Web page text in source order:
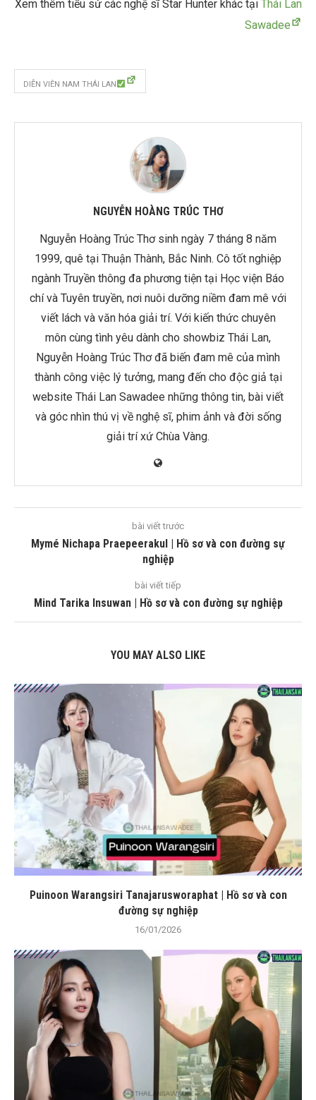
Xem thêm tiểu sử các nghệ sĩ Star Hunter khác tại Thái Lan
Sawadee
DIỄN VIÊN NAM THÁI LAN
NGUYỄN HOÀNG TRÚC THƠ
Nguyễn Hoàng Trúc Thơ sinh ngày 7 tháng 8 năm
1999, quê tại Thuận Thành, Bắc Ninh. Cô tốt nghiệp
ngành Truyền thông đa phương tiện tại Học viện Báo
chí và Tuyên truyền, nơi nuôi dưỡng niềm đam mê với
viết lách và văn hóa giải trí. Với kiến thức chuyên
môn cùng tình yêu dành cho showbiz Thái Lan,
Nguyễn Hoàng Trúc Thơ đã biến đam mê của mình
thành công việc lý tưởng, mang đến cho độc giả tại
website Thái Lan Sawadee những thông tin, bài viết
và góc nhìn thú vị về nghệ sĩ, phim ảnh và đời sống
giải trí xứ Chùa Vàng.
bài viết trước
Mymé Nichapa Praepeerakul | Hồ sơ và con đường sự
nghiệp
bài viết tiếp
Mind Tarika Insuwan | Hồ sơ và con đường sự nghiệp
YOU MAY ALSO LIKE
Puinoon Warangsiri Tanajarusworaphat | Hồ sơ và con
đường sự nghiệp
16/01/2026